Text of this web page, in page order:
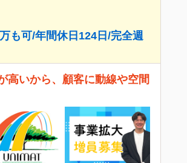
も可/年間休日124日/完全週
高いから、顧客に動線や空間